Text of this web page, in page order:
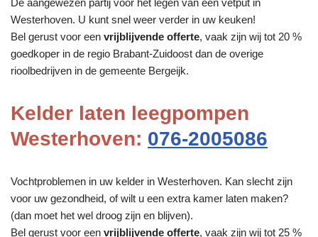
Westerhoven. U kunt snel weer verder in uw keuken!
Bel gerust voor een vrijblijvende offerte, vaak zijn wij tot 20 %
goedkoper in de regio Brabant-Zuidoost dan de overige
rioolbedrijven in de gemeente Bergeijk.
Kelder laten leegpompen
Westerhoven: 076-2005086
Vochtproblemen in uw kelder in Westerhoven. Kan slecht zijn
voor uw gezondheid, of wilt u een extra kamer laten maken?
(dan moet het wel droog zijn en blijven).
Bel gerust voor een vrijblijvende offerte, vaak zijn wij tot 25 %